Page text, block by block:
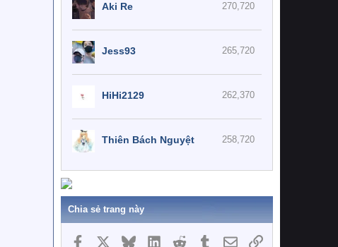
270,720
Aki Re
265,720
Jess93
262,370
HiHi2129
258,720
Thiên Bách Nguyệt
Chia sẻ trang này
Facebook BlueskyLinkedInReddit TumblrEmailLink